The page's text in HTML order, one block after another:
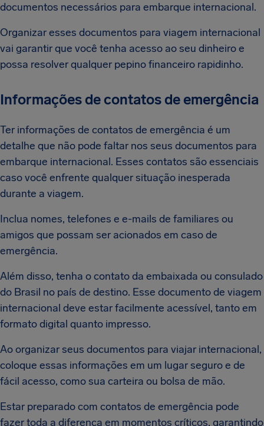
documentos necessários para embarque internacional.
Organizar esses documentos para viagem internacional
vai garantir que você tenha acesso ao seu dinheiro e
possa resolver qualquer pepino financeiro rapidinho.
Informações de contatos de emergência
Ter informações de contatos de emergência é um
detalhe que não pode faltar nos seus documentos para
embarque internacional. Esses contatos são essenciais
caso você enfrente qualquer situação inesperada
durante a viagem.
Inclua nomes, telefones e e-mails de familiares ou
amigos que possam ser acionados em caso de
emergência.
Além disso, tenha o contato da embaixada ou consulado
do Brasil no país de destino. Esse documento de viagem
internacional deve estar facilmente acessível, tanto em
formato digital quanto impresso.
Ao organizar seus documentos para viajar internacional,
coloque essas informações em um lugar seguro e de
fácil acesso, como sua carteira ou bolsa de mão.
Estar preparado com contatos de emergência pode
fazer toda a diferença em momentos críticos, garantindo